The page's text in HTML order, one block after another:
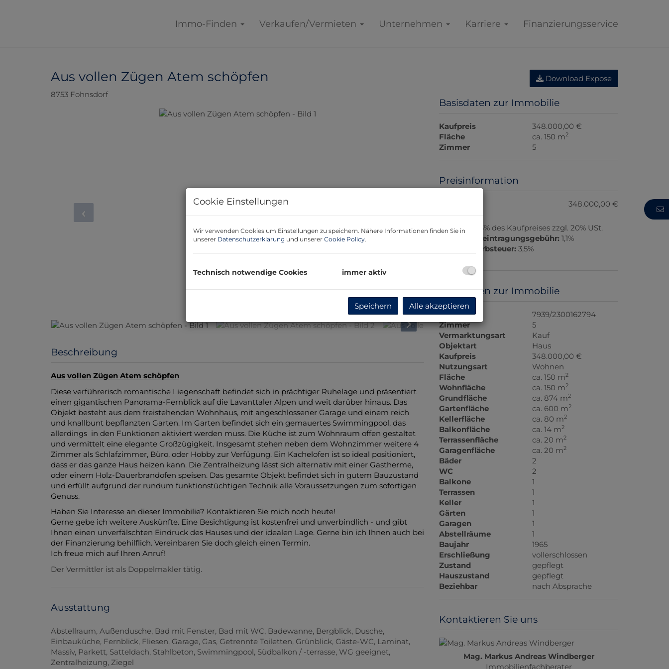
Immo-Finden Verkaufen/Vermieten Unternehmen Karriere Finanzierungsservice
Aus vollen Zügen Atem schöpfen
8753 Fohnsdorf
Beschreibung
Aus vollen Zügen Atem schöpfen
Diese verführerisch romantische Liegenschaft befindet sich in prächtiger Ruhelage und präsentiert
einen gigantischen Panorama-Fernblick auf die Lavanttaler Alpen und weit darüber hinaus. Das
Objekt besteht aus dem freistehenden Wohnhaus, mit angeschlossener Garage und einem reich
und knallbunt bepflanzten Garten. Im Garten befindet sich ein gemauertes Swimmingpool, das
allerdings in den Funktionen aktiviert werden muss. Die Küche ist zum Wohnraum offen gestaltet
und vermittelt eine elegante Großzügigkeit. Insgesamt stehen neben dem Wohnzimmer weitere 4
Zimmer als Schlafzimmer, Büro, oder Hobby zur Verfügung. Ein Kachelofen ist so ideal positioniert,
dass er das ganze Haus heizen kann. Die Zentralheizung lässt sich alternativ mit einer Gastherme,
oder einem Holz-Dauerbrandofen speisen. Das gesamte Objekt befindet sich in gutem Bauzustand
und erfüllt aufgrund der rundum funktionstüchtigen Technik alle Voraussetzungen zum sofortigen
Genuss.
Haben Sie Interesse an dieser Immobilie? Kontaktieren Sie mich noch heute!
Gerne gebe ich weitere Auskünfte. Eine Besichtigung ist kostenfrei und unverbindlich - und gibt
Ihnen einen unverfälschten Eindruck des Hauses und der idealen Lage. Gerne bin ich Ihnen auch bei
der Finanzierung behilflich. Vereinbaren Sie doch gleich einen Termin.
Ich freue mich auf Ihren Anruf!
Der Vermittler ist als Doppelmakler tätig.
Ausstattung
Abstellraum Außendusche Bad mit Fenster Bad mit WC Badewanne Bergblick Dusche
Einbauküche Fernblick Fliesen Garage Gas Getrennte Toiletten Grünblick Gäste-WC Laminat
Massiv Parkett Satteldach Stahlbeton Swimmingpool Südbalkon / -terrasse WG geeignet
Zentralheizung Ziegel
Download Expose
Basisdaten zur Immobilie
Kaufpreis
348.000,00 €
Fläche
ca. 150 m2
Zimmer 5
Preisinformation
348.000,00 €
Provision:
3% des Kaufpreises zzgl. 20% USt.
Grundbucheintragungsgebühr: 1,1%
Grunderwerbsteuer: 3,5%
Basisdaten zur Immobilie
Objektnr.
7939/2300162794
Zimmer
5
Vermarktungsart
Kauf
Objektart
Haus
Kaufpreis
348.000,00 €
Nutzungsart
Wohnen
Fläche
ca. 150 m2
Wohnfläche ca. 150 m2
Grundfläche ca. 874 m2
Gartenfläche ca. 600 m2
Kellerfläche ca. 80 m2
Balkonfläche ca. 14 m2
Terrassenfläche ca. 20 m2
Garagenfläche ca. 20 m2
Bäder
2
WC
2
Balkone
1
Terrassen
1
Keller
1
Gärten
1
Garagen
1
Abstellräume
1
Baujahr
1965
Erschließung
vollerschlossen
Zustand
gepflegt
Hauszustand
gepflegt
Beziehbar
nach Absprache
Kontaktieren Sie uns
Mag. Markus Andreas Windberger
Immobilienfachberater
Cookie Einstellungen
Wir verwenden Cookies um Einstellungen zu speichern. Nähere Informationen finden Sie in
unserer Datenschutzerklärung und unserer Cookie Policy.
Technisch notwendige Cookies immer aktiv
Speichern Alle akzeptieren